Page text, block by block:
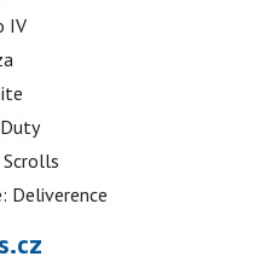
IV
Deliverence